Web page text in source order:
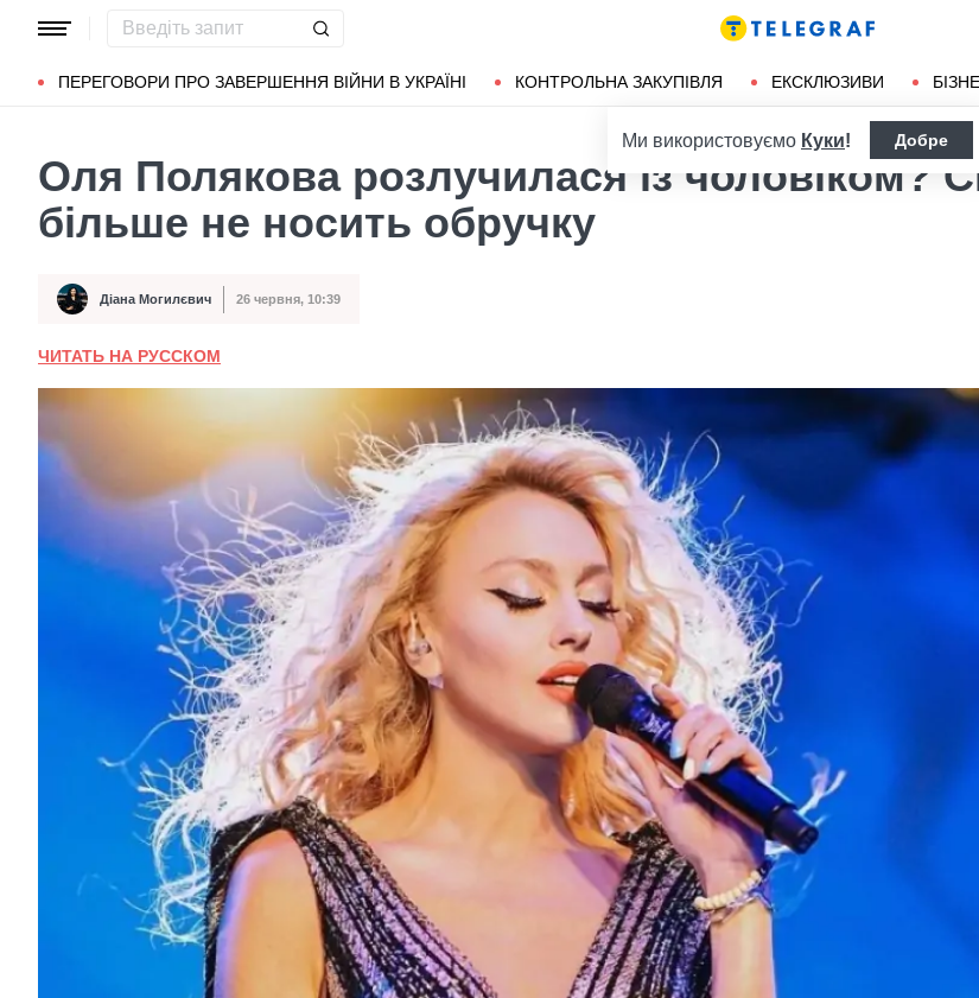
ПЕРЕГОВОРИ ПРО ЗАВЕРШЕННЯ ВІЙНИ В УКРАЇНІ КОНТРОЛЬНА ЗАКУПІВЛЯ ЕКСКЛЮЗИВИ
Популярні запити Маріуполь Донбас
Ми використовуємо Куки! Добре
Оля Полякова розлучилася із чоловіком?
більше не носить обручку
Автор Діана Могилєвич
Дата публікації 26 червня, 10:39
ЧИТАТЬ НА РУССКОМ